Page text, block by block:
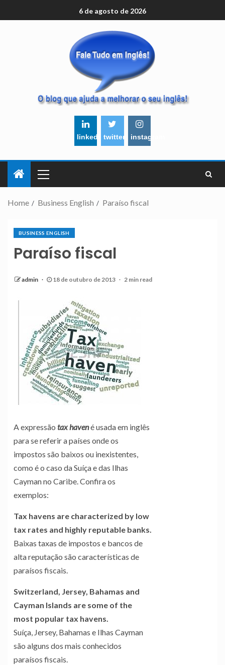
6 de agosto de 2026
linkedintwitter instagram
Home Business English Paraíso fiscal
BUSINESS ENGLISH
Paraíso fiscal
admin 18 de outubro de 2013 2 min read
A expressão tax havené usada em inglês
para se referir a países onde os
impostos são baixos ou inexistentes,
como é o caso da Suíça e das Ilhas
Cayman no Caribe. Confira os
exemplos:
Tax havens are characterized by low
tax rates and highly reputable banks.
Baixas taxas de impostos e bancos de
alta reputação são características de
paraísos fiscais.
Switzerland, Jersey, Bahamas and
Cayman Islands are some of the
most popular tax havens.
Suíça, Jersey, Bahamas e Ilhas Cayman
são alguns dos mais conhecidos
paraísos fiscais.